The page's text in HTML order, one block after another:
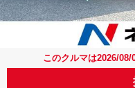
このクルマは2026/08/